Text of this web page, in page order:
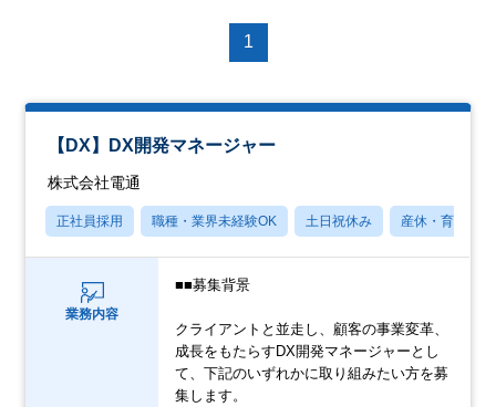
1
【DX】DX開発マネージャー
株式会社電通
正社員採用 職種・業界未経験OK 土日祝休み 産休・育休あり
業務内容
■■募集背景
クライアントと並走し、顧客の事業変革、
成長をもたらすDX開発マネージャーとし
て、下記のいずれかに取り組みたい方を募
集します。